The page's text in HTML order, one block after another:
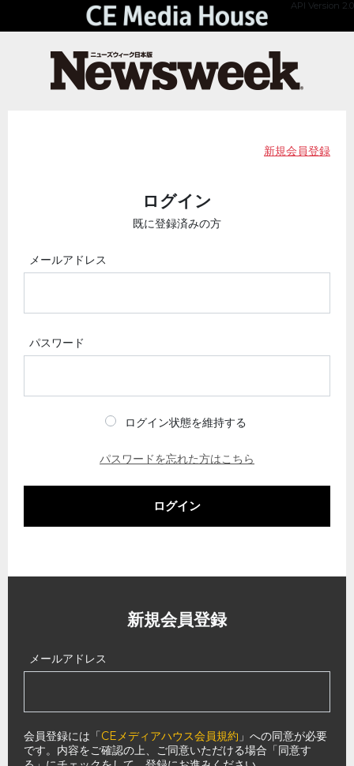
API Version 2.0
新規会員登録
ログイン
既に登録済みの方
メールアドレス
パスワード
ログイン状態を維持する
パスワードを忘れた方はこちら
ログイン
新規会員登録
メールアドレス
会員登録には「CEメディアハウス会員規約 」への同意が必要
です。内容をご確認の上、ご同意いただける場合「同意す